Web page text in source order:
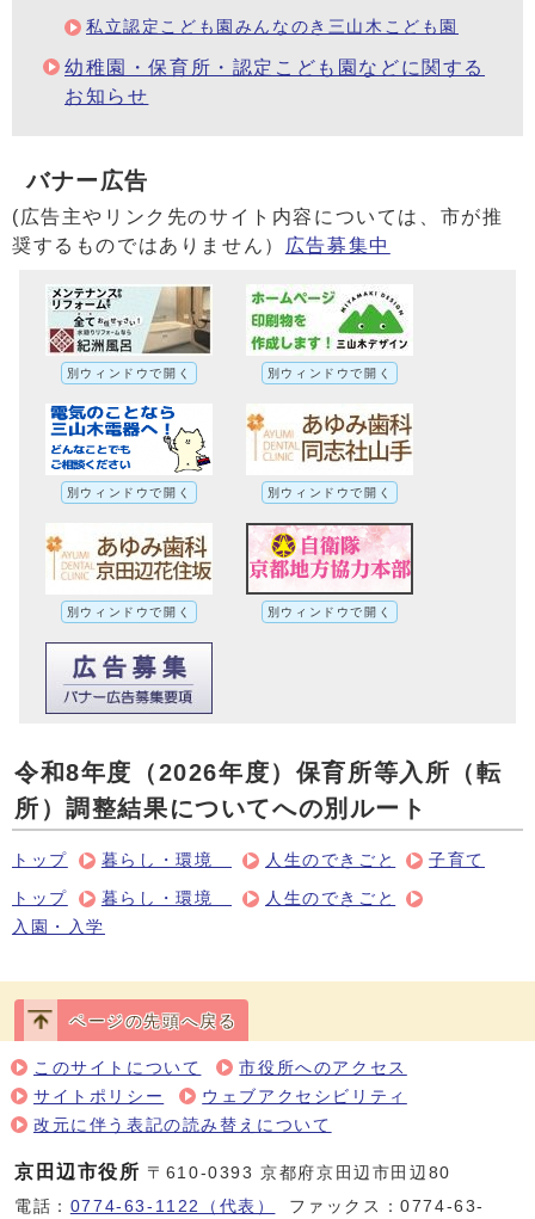
私立認定こども園みんなのき三山木こども園
幼稚園・保育所・認定こども園などに関する
お知らせ
バナー広告
(広告主やリンク先のサイト内容については、市が推
奨するものではありません）
広告募集中
別ウィンドウで開く 別ウィンドウで開く
別ウィンドウで開く 別ウィンドウで開く
別ウィンドウで開く 別ウィンドウで開く
令和8年度（2026年度）保育所等入所（転
所）調整結果についてへの別ルート
トップ 暮らし・環境 人生のできごと 子育て
トップ 暮らし・環境
人生のできごと
入園・入学
ページの先頭へ戻る
このサイトについて
市役所へのアクセス
サイトポリシー
ウェブアクセシビリティ
改元に伴う表記の読み替えについて
京田辺市役所 〒610-0393 京都府京田辺市田辺80
電話： 0774-63-1122（代表） ファックス：0774-63-